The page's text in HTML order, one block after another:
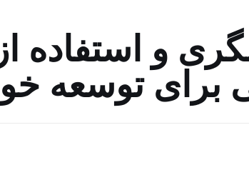
و استفاده از
برای توسعه